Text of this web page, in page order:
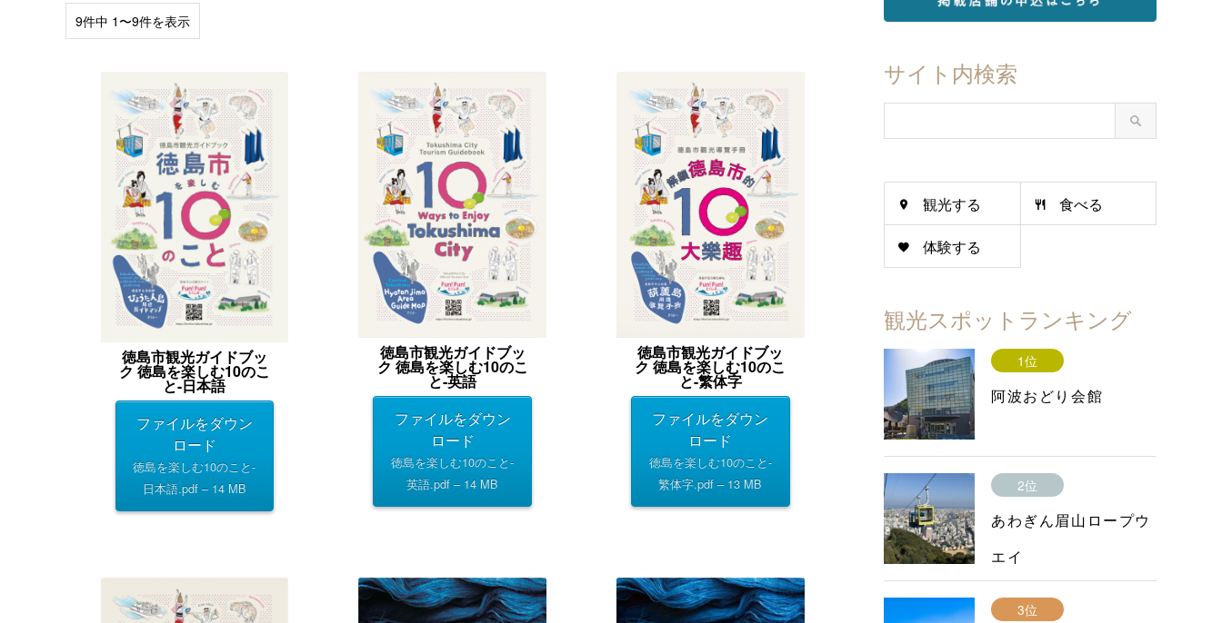
9件中 1〜9件を表示
徳島市観光ガイドブッ
ク 徳島を楽しむ10のこ
と-日本語
ファイルをダウン
ロード
徳島を楽しむ10のこと-
日本語.pdf – 14 MB
徳島市観光ガイドブッ
ク 徳島を楽しむ10のこ
と-英語
ファイルをダウン
ロード
徳島を楽しむ10のこと-
英語.pdf – 14 MB
徳島市観光ガイドブッ
ク 徳島を楽しむ10のこ
と-繁体字
ファイルをダウン
ロード
徳島を楽しむ10のこと-
繁体字.pdf – 13 MB
サイト内検索
観光する 食べる
体験する
観光スポットランキング
1位
阿波おどり会館
2位
あわぎん眉山ロープウ
エイ
3位